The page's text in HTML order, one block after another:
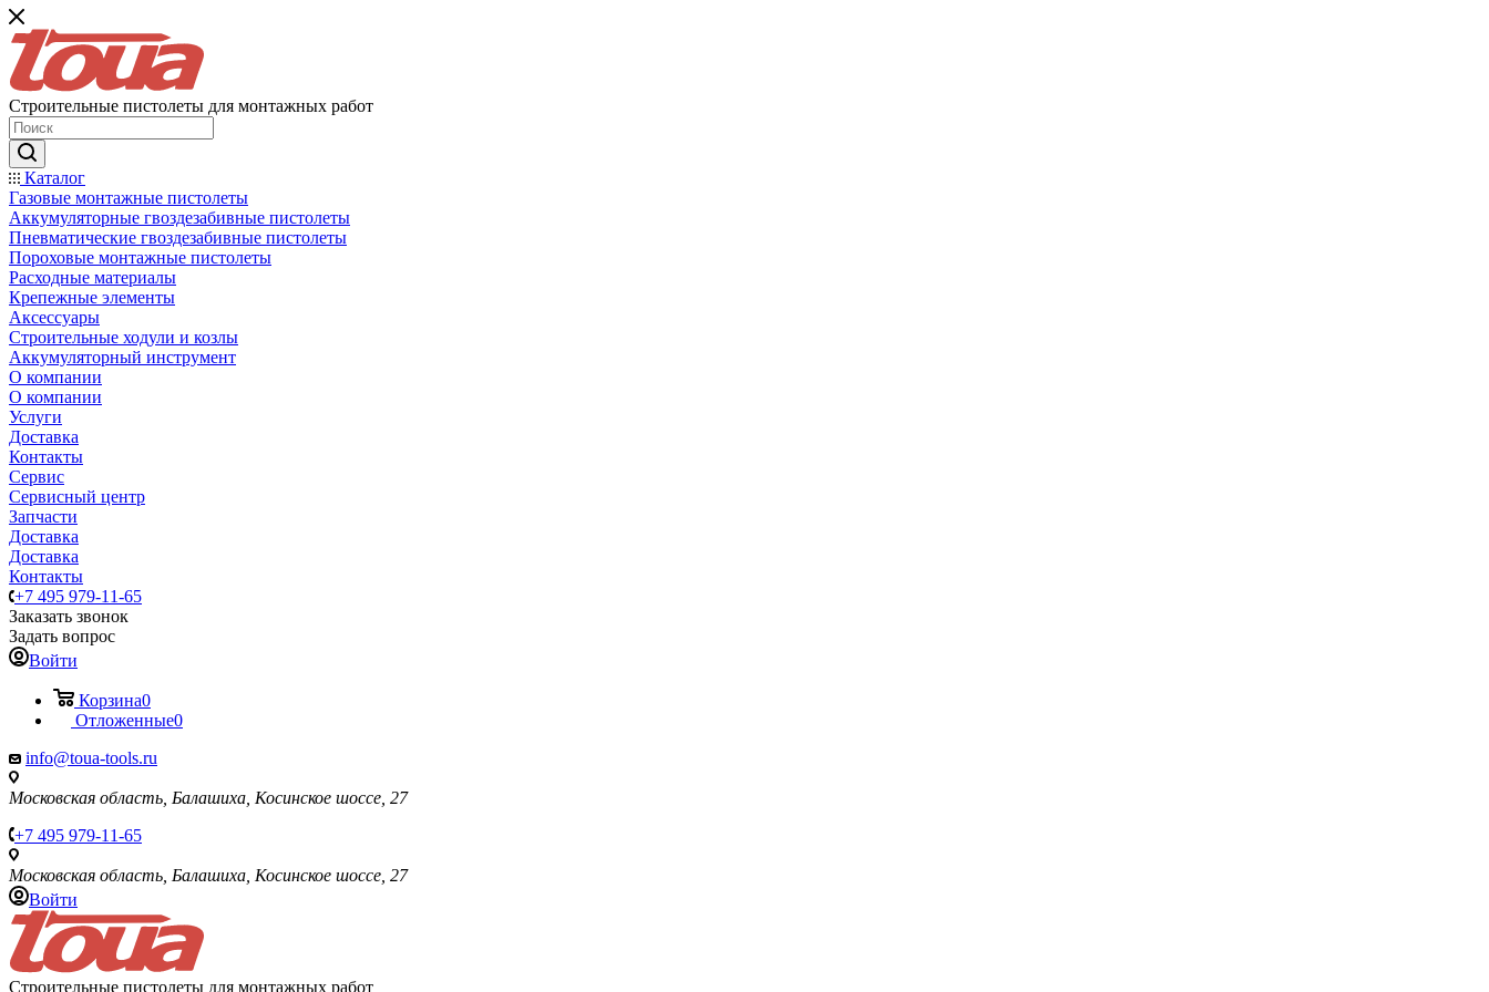
Строительные пистолеты для монтажных работ
Каталог
Газовые монтажные пистолеты
Аккумуляторные гвоздезабивные пистолеты
Пневматические гвоздезабивные пистолеты
Пороховые монтажные пистолеты
Расходные материалы
Крепежные элементы
Аксессуары
Строительные ходули и козлы
Аккумуляторный инструмент
О компании
О компании
Услуги
Доставка
Контакты
Сервис
Сервисный центр
Запчасти
Доставка
Доставка
Контакты
+7 495 979-11-65
Заказать звонок
Задать вопрос
Войти
Корзина0
Отложенные0
info@toua-tools.ru
Московская область, Балашиха, Косинское шоссе, 27
+7 495 979-11-65
Московская область, Балашиха, Косинское шоссе, 27
Войти
Строительные пистолеты для монтажных работ